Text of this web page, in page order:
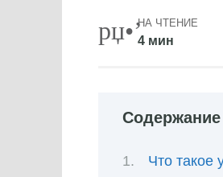
НА ЧТЕНИЕ
4 мин
Содержание
Что такое